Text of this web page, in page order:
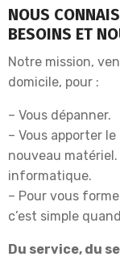
NOUS
BESOINS ET
Notre mission,
domicile, pour :
– Vous dépanner.
– Vous apporter
nouveau
informatique.
– Pour vous
c’est simple
Du service, du